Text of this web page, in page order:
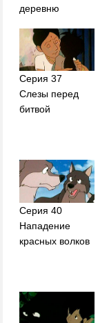
деревню
Серия 37
Слезы перед
битвой
Серия 40
Нападение
красных волков